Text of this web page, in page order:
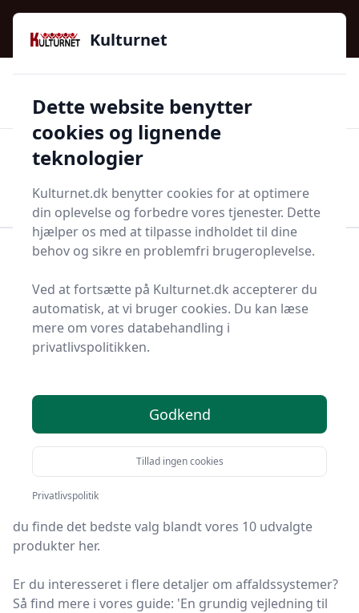
Kulturnet - Alt Det Gode I Livet | Din Kulturguide Siden
2016
97 kategorier 👍Kun godkendte butikker
Start søgning
Husholdning Rengøring Affaldssystem
Bedste affaldssystemer
på markedet - 10
anbefalinger
Velkommen til Kulturnet! Vi har gjort arbejdet for dig
og udvalgt 10 af de bedste affaldssystemer på
markedet.
Uanset om du ønsker kvalitet, tilbud på
affaldssystemer, en bestemt type eller fri levering, kan
du finde det bedste valg blandt vores 10 udvalgte
produkter her.
Er du interesseret i flere detaljer om affaldssystemer?
Så find mere i vores guide: 'En grundig vejledning til
Kulturnet
Dette website benytter
cookies og lignende
teknologier
Kulturnet.dk benytter cookies for at optimere
din oplevelse og forbedre vores tjenester. Dette
hjælper os med at tilpasse indholdet til dine
behov og sikre en problemfri brugeroplevelse.
Ved at fortsætte på Kulturnet.dk accepterer du
automatisk, at vi bruger cookies. Du kan læse
mere om vores databehandling i
privatlivspolitikken.
Godkend
Tillad ingen cookies
Privatlivspolitik